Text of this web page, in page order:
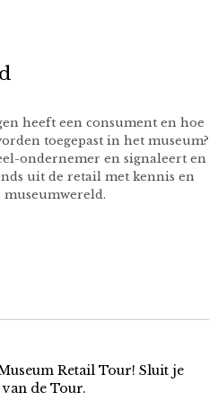
heeft een consument en hoe
toegepast in het museum?
ondernemer en signaleert en
uit de retail met kennis en
Retail Tour! Sluit je
de Tour.